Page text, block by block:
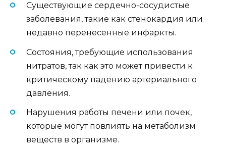
Существующие сердечно-сосудистые
заболевания, такие как стенокардия или
недавно перенесенные инфаркты.
Состояния, требующие использования
нитратов, так как это может привести к
критическому падению артериального
давления.
Нарушения работы печени или почек,
которые могут повлиять на метаболизм
веществ в организме.